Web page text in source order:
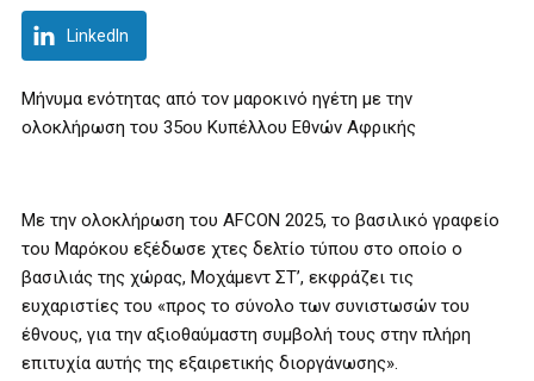
LinkedIn
Μήνυμα ενότητας από τον μαροκινό ηγέτη με την
ολοκλήρωση του 35ου Κυπέλλου Εθνών Αφρικής
Με την ολοκλήρωση του AFCON 2025, τo βασιλικό γραφείο
του Μαρόκου εξέδωσε χτες δελτίο τύπου στο οποίο ο
βασιλιάς της χώρας, Μοχάμεντ ΣΤ’, εκφράζει τις
ευχαριστίες του «προς το σύνολο των συνιστωσών του
έθνους, για την αξιοθαύμαστη συμβολή τους στην πλήρη
επιτυχία αυτής της εξαιρετικής διοργάνωσης».